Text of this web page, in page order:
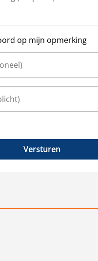
op mijn opmerking
Versturen